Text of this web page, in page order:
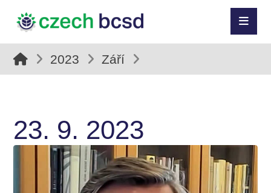
2023 Září
23. 9. 2023